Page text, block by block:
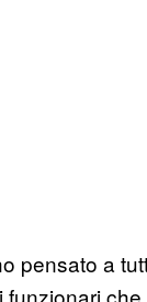
pensato a